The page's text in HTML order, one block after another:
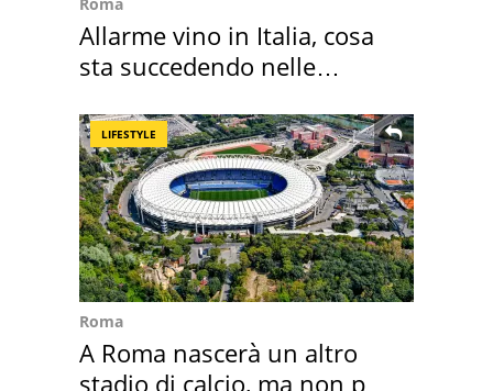
Allarme vino in Italia, cosa
sta succedendo nelle
LIFESTYLE
Roma
A Roma nascerà un altro
stadio di calcio, ma non per